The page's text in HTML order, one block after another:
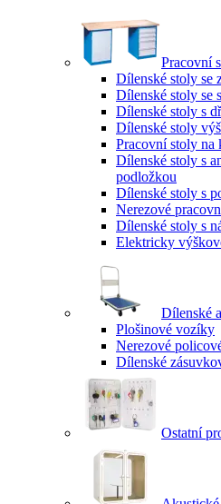
Pracovní
Dílenské stoly se
Dílenské stoly se
Dílenské stoly s
Dílenské stoly
Pracovní stoly na
Dílenské stoly s
podložkou
Dílenské stoly s
Nerezové
Dílenské stoly s
Elektricky
Dílenské
Plošinové vozíky
Nerezové
Dílenské
Ostatní